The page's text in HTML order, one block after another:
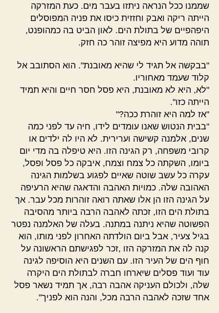
שממנו ככל הנראה ניתזו בעבר מים. כעת המזרקה
הייתה ריקה ואבק וחזזית כיסו את פניה המפוסלים
היפהפיים של בתולת הים. לאון הביט בה כמהופנט,
תוהה מדוע היא מפיצה זוהר כה חזק.
"בבקשה אל תגיד לי שהיא מאובנת". הוא הסתובב אל
קלוד שעמד מאחוריו.
"לא, היא לא מאובנת, היא פסל חסר חיים והיא תמיד
הייתה כזו".
"אז למה היא זוהרת ככה?"
"בבית הנטוש שאנו עומדים לידו, חיה עד לפני כמה
שנים, אלמנה קשישה וערירית. לא היו לה ילדים או
קרובי משפחה, רק הגינה הזו. היא טיפלה בה מדי יום
ביומו, השקתה כל צמח וצמח, איבקה כל פסל ופסל,
עקרה כל עשב שוטה שאיים לפגוע בשלמות הגינה
האהובה שלה. כמויות האהבה והדאגה שהיא הרעיפה
על הגינה הזו הן אלו שאתה רואה זוהרות מכל עבר. אך
בתולת הים הזו, זכתה לאהבה הרבה ביותר מהסיבה
הפשוטה שהיא ניתנה במתנה. בעלה של האלמנה נפטר
בגיל צעיר, אבל ביום הולדתה האחרון לפני מותו, הוא
קנה לה את המזרקה הזו ,זכר לפגישתם הראשונה על
חוף הים של העיר הזו. עם השנים היא הוסיפה לגינה
עוד ועוד פסלים שיארחו חברה לבתולת הים היקרה
שלה, ולכולם העניקה אהבה רבה, אך תמיד נשאר פסל
אחד שזכה לאהבה הרבה מכל, והנה הוא לפניך".